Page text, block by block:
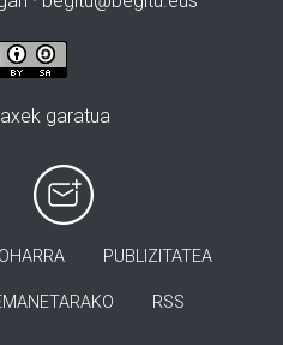
garatua
PUBLIZITATEA
RSS